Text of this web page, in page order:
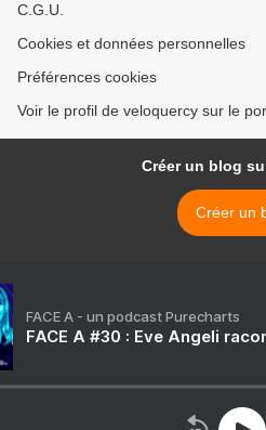
C.G.U.
Cookies et données personnelles
Préférences cookies
Voir le profil de veloquercy sur le
Créer un blog
Créer un
FACE A - un podcast Purecharts
FACE A #30 : Eve Angeli